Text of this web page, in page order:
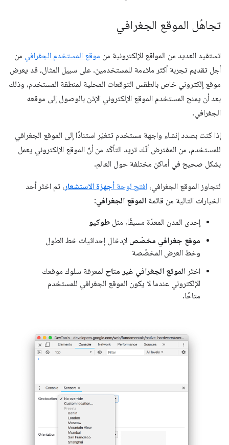
تجاهُل الموقع الجغرافي
تستفيد العديد من المواقع الإلكترونية من موقع المستخدم الجغرافي من
أجل تقديم تجربة أكثر ملاءمة للمستخدمين. على سبيل المثال، قد يعرض
موقع إلكتروني خاص بالطقس التوقعات المحلية لمنطقة المستخدم، وذلك
بعد أن يمنح المستخدم الموقع الإلكتروني الإذن بالوصول إلى موقعه
الجغرافي.
إذا كنت بصدد إنشاء واجهة مستخدم تتغيّر استنادًا إلى الموقع الجغرافي
للمستخدم، من المفترض أنّك تريد التأكّد من أنّ الموقع الإلكتروني يعمل
بشكل صحيح في أماكن مختلفة حول العالم.
لتجاوز الموقع الجغرافي، افتح لوحة أجهزة الاستشعار ، ثم اختَر أحد
الخيارات التالية من قائمة الموقع الجغرافي:
إحدى المدن المعدّة مسبقًا، مثل طوكيو
موقع جغرافي مخصّص لإدخال إحداثيات خط الطول
وخط العرض المخصّصة
اختَر الموقع الجغرافي غير متاح لمعرفة سلوك موقعك
الإلكتروني عندما لا يكون الموقع الجغرافي للمستخدم
متاحًا.